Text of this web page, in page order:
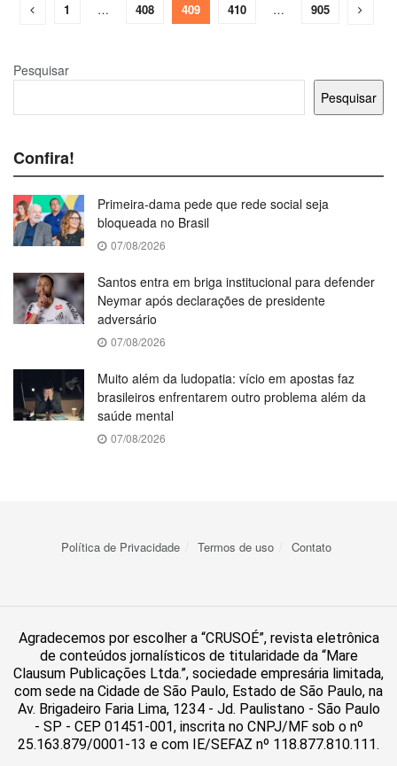
1 … 408 409 410 … 905
Pesquisar
Pesquisar
Confira!
Primeira-dama pede que rede social seja
bloqueada no Brasil
07/08/2026
Santos entra em briga institucional para defender
Neymar após declarações de presidente
adversário
07/08/2026
Muito além da ludopatia: vício em apostas faz
brasileiros enfrentarem outro problema além da
saúde mental
07/08/2026
Política de Privacidade Termos de uso Contato
Agradecemos por escolher a “CRUSOÉ”, revista eletrônica
de conteúdos jornalísticos de titularidade da “Mare
Clausum Publicações Ltda.”, sociedade empresária limitada,
com sede na Cidade de São Paulo, Estado de São Paulo, na
Av. Brigadeiro Faria Lima, 1234 - Jd. Paulistano - São Paulo
- SP - CEP 01451-001, inscrita no CNPJ/MF sob o nº
25.163.879/0001-13 e com IE/SEFAZ nº 118.877.810.111.